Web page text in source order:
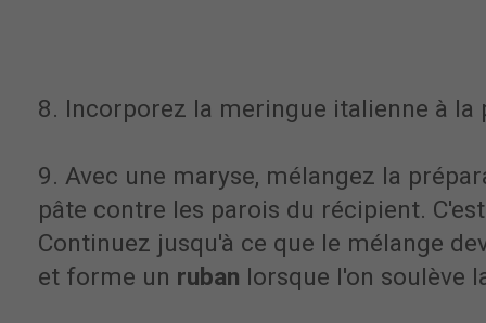
8. Incorporez la meringue italienne à la
9. Avec une maryse, mélangez la
pâte contre les parois du récipient.
Continuez jusqu'à ce que le mélange
et forme un ruban lorsque l'on soulève